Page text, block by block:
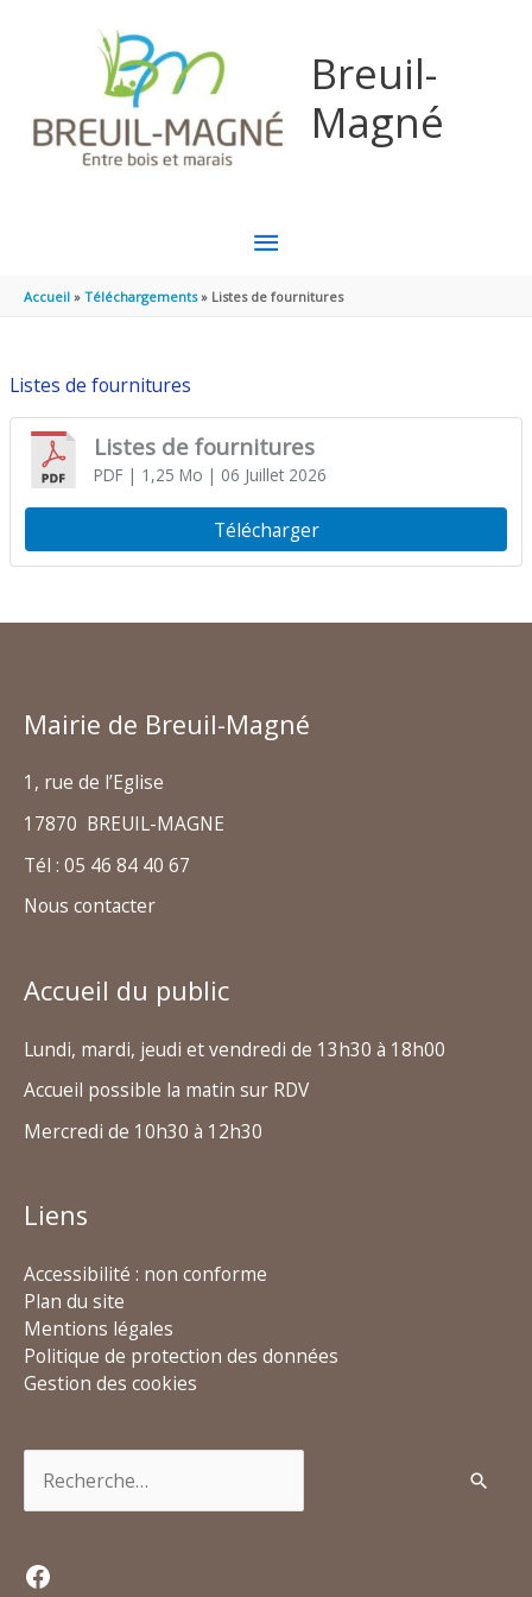
Breuil-
Magné
MENU
PRINCIPAL
Accueil Téléchargements Listes de fournitures
Listes de fournitures
Listes de fournitures
PDF| 1,25 Mo | 06 Juillet 2026
Télécharger
Mairie de Breuil-Magné
1, rue de l’Eglise
17870 BREUIL-MAGNE
Tél : 05 46 84 40 67
Nous contacter
Accueil du public
Lundi, mardi, jeudi et vendredi de 13h30 à 18h00
Accueil possible la matin sur RDV
Mercredi de 10h30 à 12h30
Liens
Accessibilité : non conforme
Plan du site
Mentions légales
Politique de protection des données
Gestion des cookies
Facebook